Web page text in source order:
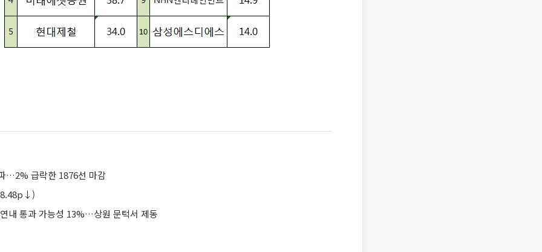
…2% 급락한 1876선 마감
내 통과 가능성 13%…상원 문턱서 제동